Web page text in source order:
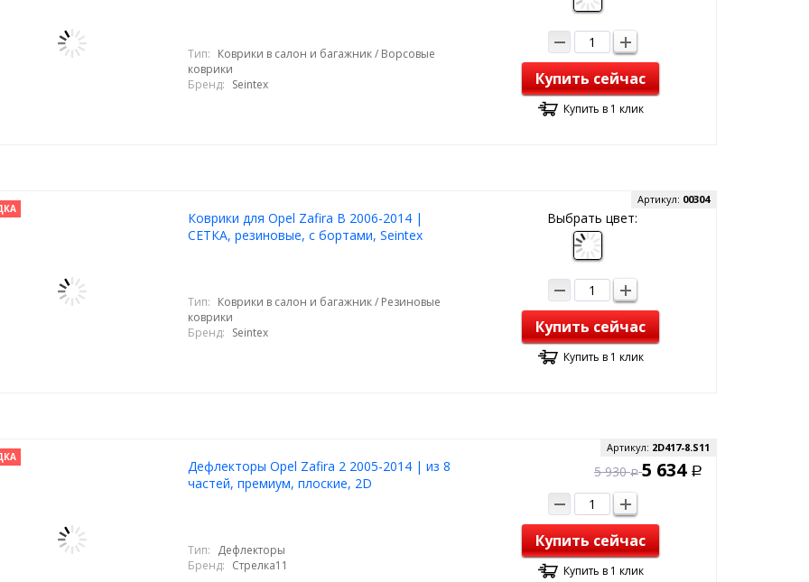
Тип: Коврики в салон и багажник / Ворсовые
коврики
Бренд: Seintex Купить сейчас
Купить в 1 клик
Коврики для Opel Zafira B 2006-2014 |
СЕТКА, резиновые, с бортами, Seintex
Артикул: 00304
Тип: Коврики в салон и багажник / Резиновые
коврики
Бренд: Seintex
Выбрать цвет:
Купить сейчас
Купить в 1 клик
Дефлекторы Opel Zafira 2 2005-2014 | из 8
частей, премиум, плоские, 2D
Артикул: 2D417-8.S11
Тип: Дефлекторы
Бренд: Стрелка11
5 930 Р 5 634 Р
Купить сейчас
Купить в 1 клик